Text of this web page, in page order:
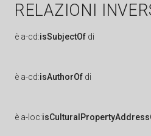
RELAZIONI
è a-cd:isSubjectOf di
è a-cd:isAuthorOf di
è a-loc: